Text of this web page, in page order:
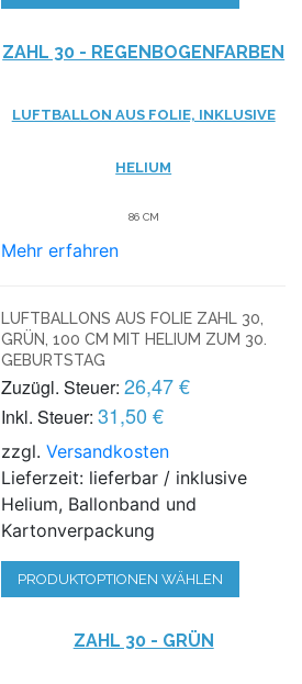
ZAHL 30 - REGENBOGENFARBEN
LUFTBALLON AUS FOLIE, INKLUSIVE
HELIUM
86 CM
Mehr erfahren
LUFTBALLONS AUS FOLIE ZAHL 30,
GRÜN, 100 CM MIT HELIUM ZUM 30.
GEBURTSTAG
Zuzügl. Steuer: 26,47 €
Inkl. Steuer: 31,50 €
zzgl.Versandkosten
Lieferzeit: lieferbar / inklusive
Helium, Ballonband und
Kartonverpackung
PRODUKTOPTIONEN WÄHLEN
ZAHL 30 - GRÜN